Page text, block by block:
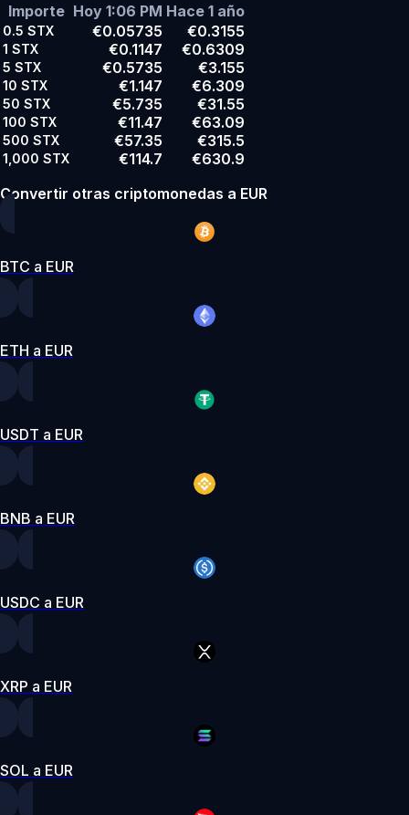
Importe Hoy 1:06 PM Hace 1 año
0.5 STX €0.05735 €0.3155
1 STX €0.1147 €0.6309
5 STX €0.5735 €3.155
10 STX €1.147 €6.309
50 STX €5.735 €31.55
100 STX €11.47 €63.09
500 STX €57.35 €315.5
1,000 STX €114.7
€630.9
Convertir otras criptomonedas a EUR
BTC a EUR
ETH a EUR
USDT a EUR
BNB a EUR
USDC a EUR
XRP a EUR
SOL a EUR